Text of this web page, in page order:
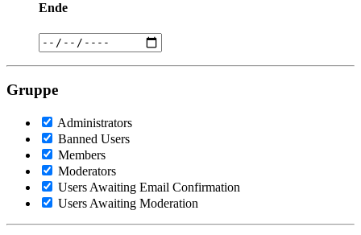
Ende
Gruppe
Administrators
Banned Users
Members
Moderators
Users Awaiting Email Confirmation
Users Awaiting Moderation